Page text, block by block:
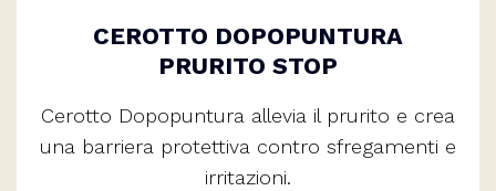
CEROTTO DOPOPUNTURA
PRURITO STOP
Cerotto Dopopuntura allevia il prurito e crea
una barriera protettiva contro sfregamenti e
irritazioni.